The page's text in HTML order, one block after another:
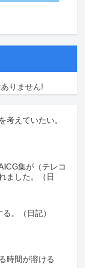
りません!
考えていたい。
集が（テレコ
ました。（日
。（日記）
時間が溶ける